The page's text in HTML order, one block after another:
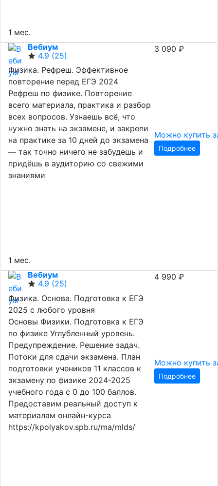
1 мес.
Вебиум
4.9 (25)
Физика. Рефреш. Эффективное
повторение перед ЕГЭ 2024
Рефреш по физике. Повторение
всего материала, практика и разбор
всех вопросов. Узнаешь всё, что
нужно знать на экзамене, и закрепи
на практике за 10 дней до экзамена
— так точно ничего не забудешь и
придёшь в аудиторию со свежими
знаниями
1 мес.
3 090 ₽
Можно купить
Подробнее
Вебиум
4.9 (25)
Физика. Основа. Подготовка к ЕГЭ
2025 с любого уровня
Основы Физики. Подготовка к ЕГЭ
по физике Углубленный уровень.
Предупреждение. Решение задач.
Потоки для сдачи экзамена. План
подготовки учеников 11 классов к
экзамену по физике 2024-2025
учебного года с 0 до 100 баллов.
Предоставим реальный доступ к
материалам онлайн-курса
https://kpolyakov.spb.ru/ma/mlds/
4 990 ₽
Можно купить
Подробнее